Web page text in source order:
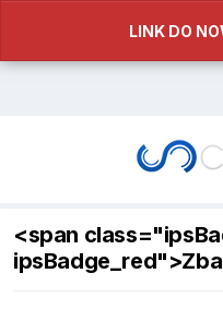
LINK DO
<span